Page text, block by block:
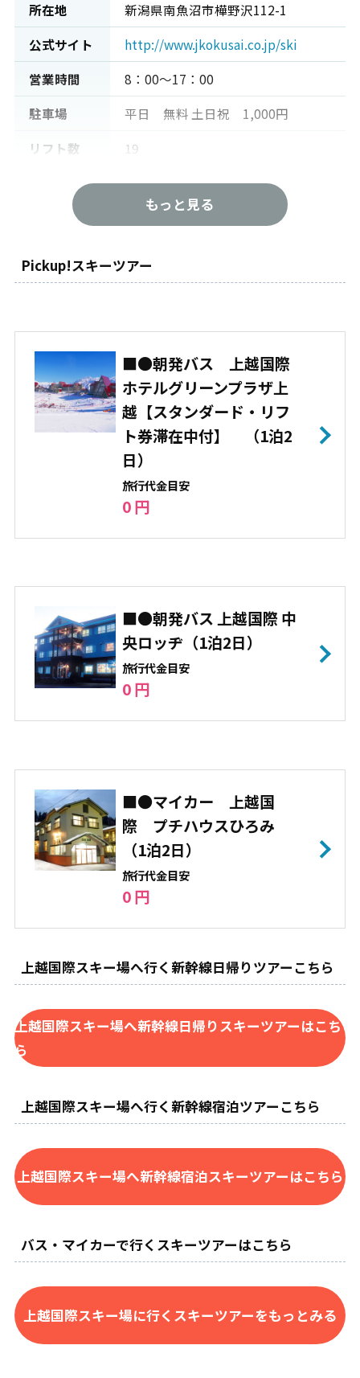
所在地
新潟県南魚沼市樺野沢112-1
公式サイト
http://www.jkokusai.co.jp/ski
営業時間
8：00～17：00
駐車場
平日 無料 土日祝 1,000円
リフト数
19
最長コース
6,000m
最大傾斜
0%
パーク
ハーフパイプ キッカー レール
ボックス
もっと見る
Pickup!スキーツアー
■●朝発バス 上越国際
ホテルグリーンプラザ上
越【スタンダード・リフ
ト券滞在中付】 （1泊2
日）
旅⾏代⾦⽬安
0 円
■●朝発バス 上越国際 中
央ロッヂ（1泊2日）
旅⾏代⾦⽬安
0 円
■●マイカー 上越国
際 プチハウスひろみ
（1泊2日）
旅⾏代⾦⽬安
0 円
上越国際スキー場へ行く新幹線日帰りツアーこちら
上越国際スキー場へ新幹線日帰りスキーツアーはこち
ら
上越国際スキー場へ行く新幹線宿泊ツアーこちら
上越国際スキー場へ新幹線宿泊スキーツアーはこちら
バス・マイカーで行くスキーツアーはこちら
上越国際スキー場に行くスキーツアーをもっとみる